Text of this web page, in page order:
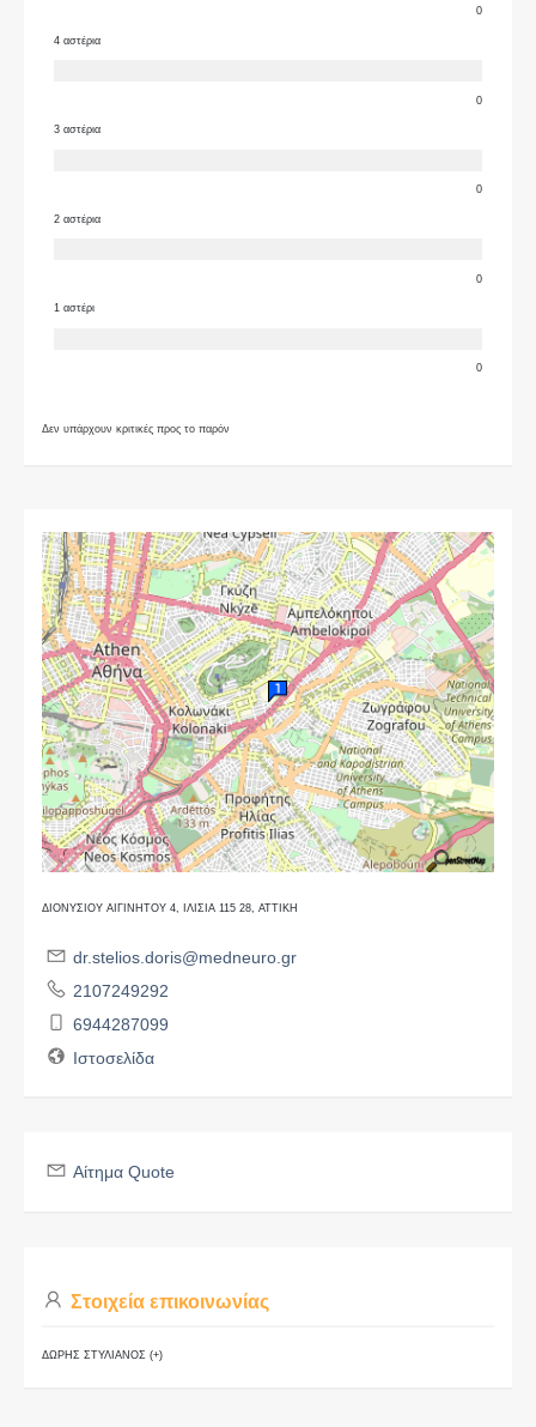
0
4 αστέρια
0
3 αστέρια
0
2 αστέρια
0
1 αστέρι
0
Δεν υπάρχουν κριτικές προς το παρόν
ΔΙΟΝΥΣΙΟΥ ΑΙΓΙΝΗΤΟΥ 4, ΙΛΙΣΙΑ 115 28, ΑΤΤΙΚΗ
dr.stelios.doris@medneuro.gr
2107249292
6944287099
Ιστοσελίδα
Αίτημα Quote
Στοιχεία επικοινωνίας
ΔΩΡΗΣ ΣΤΥΛΙΑΝΟΣ (+)